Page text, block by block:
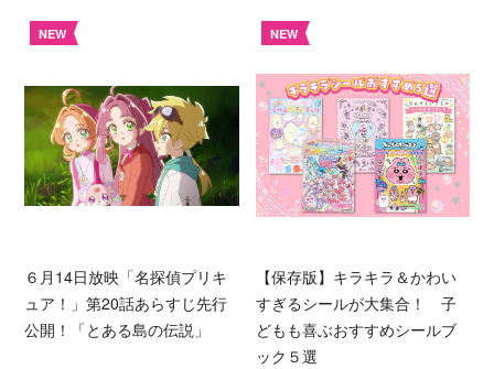
NEW
６月14日放映「名探偵プリキ
ュア！」第20話あらすじ先行
公開！「とある島の伝説」
NEW
【保存版】キラキラ＆かわい
すぎるシールが大集合！ 子
どもも喜ぶおすすめシールブ
ック５選